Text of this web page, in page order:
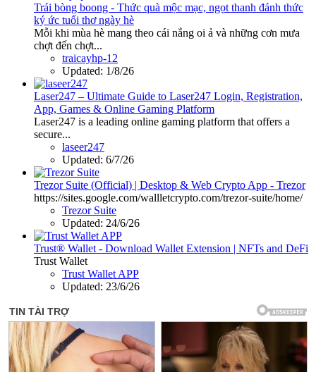
Trái bòng boong - Thức quà mộc mạc, ngọt thanh đánh thức
ký ức tuổi thơ ngày hè
Mỗi khi mùa hè mang theo cái nắng oi ả và những cơn mưa
chợt đến chợt...
traicayhp-12
Updated: 1/8/26
Laser247 – Ultimate Guide to Laser247 Login, Registration,
App, Games & Online Gaming Platform
Laser247 is a leading online gaming platform that offers a
secure...
laseer247
Updated: 6/7/26
Trezor Suite (Official) | Desktop & Web Crypto App - Trezor
https://sites.google.com/wallletcrypto.com/trezor-suite/home/
Trezor Suite
Updated: 24/6/26
Trust® Wallet - Download Wallet Extension | NFTs and DeFi
Trust Wallet
Trust Wallet APP
Updated: 23/6/26